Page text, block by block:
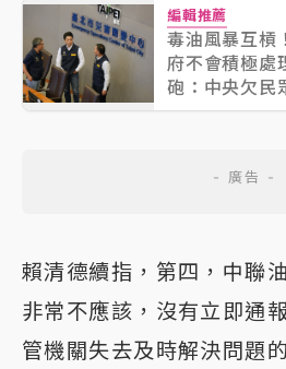
編輯推薦
毒油風暴互槓
府不會積極
砲：中央欠民
賴清德續指，第四，中聯
非常不應該，沒有立即通
管機關失去及時解決問題